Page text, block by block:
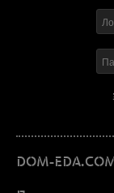
DOM-